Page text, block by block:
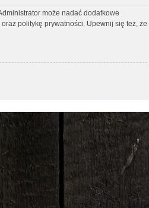
może nadać dodatkowe
politykę prywatności. Upewnij się też, że